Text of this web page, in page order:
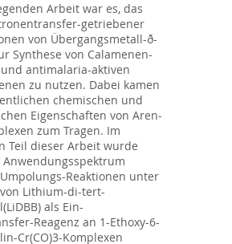
Arbeit war es, das
getriebener
von Übergangsmetall-ð-
Synthese von Calamenen-
antimalaria-aktiven
zu nutzen. Dabei kamen
chemischen und
Eigenschaften von Aren-
zum Tragen. Im
Teil dieser Arbeit wurde
Reaktionen unter
Lithium-di-tert-
als Ein-
Reagenz an 1-Ethoxy-6-
Cr(CO)3-Komplexen